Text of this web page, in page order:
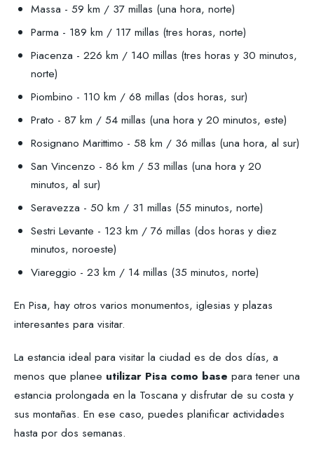
Massa - 59 km / 37 millas (una hora, norte)
Parma - 189 km / 117 millas (tres horas, norte)
Piacenza - 226 km / 140 millas (tres horas y 30 minutos,
norte)
Piombino - 110 km / 68 millas (dos horas, sur)
Prato - 87 km / 54 millas (una hora y 20 minutos, este)
Rosignano Marittimo - 58 km / 36 millas (una hora, al sur)
San Vincenzo - 86 km / 53 millas (una hora y 20
minutos, al sur)
Seravezza - 50 km / 31 millas (55 minutos, norte)
Sestri Levante - 123 km / 76 millas (dos horas y diez
minutos, noroeste)
Viareggio - 23 km / 14 millas (35 minutos, norte)
En Pisa, hay otros varios monumentos, iglesias y plazas
interesantes para visitar.
La estancia ideal para visitar la ciudad es de dos días, a
menos que planee utilizar Pisa como base para tener una
estancia prolongada en la Toscana y disfrutar de su costa y
sus montañas. En ese caso, puedes planificar actividades
hasta por dos semanas.